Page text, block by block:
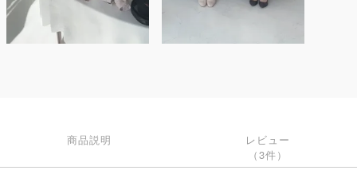
商品説明
レビュー
（3件）